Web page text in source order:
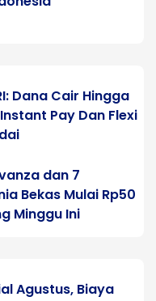
Dana Cair Hingga
Pay Dan Flexi
dan 7
Bekas Mulai Rp50
Minggu Ini
Agustus, Biaya